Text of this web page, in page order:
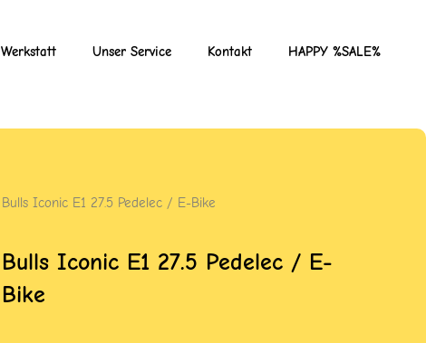
Werkstatt Unser Service Kontakt HAPPY %SALE%
Bulls Iconic E1 27.5 Pedelec / E-Bike
Bulls Iconic E1 27.5 Pedelec / E-
Bike